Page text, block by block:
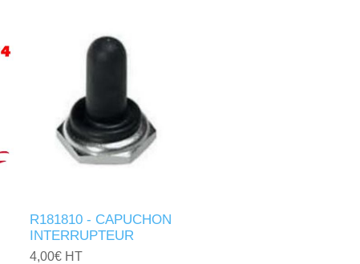
R181810 - CAPUCHON
INTERRUPTEUR
4,00€ HT